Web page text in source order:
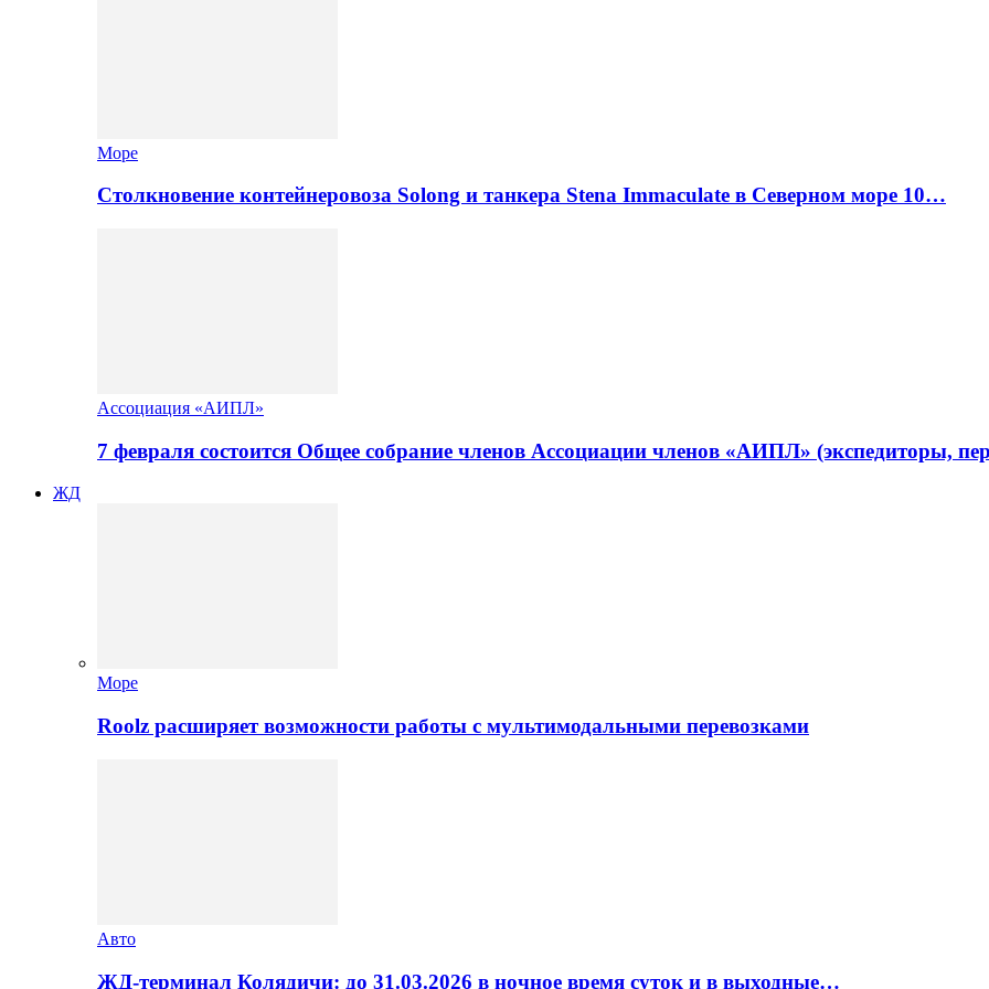
Море
Столкновение контейнеровоза Solong и танкера Stena Immaculate в Северном море 10…
Ассоциация «АИПЛ»
7 февраля состоится Общее собрание членов Ассоциации членов «АИПЛ» (экспедиторы,
ЖД
Море
Roolz расширяет возможности работы с мультимодальными перевозками
Авто
ЖД-терминал Колядичи: до 31.03.2026 в ночное время суток и в выходные…